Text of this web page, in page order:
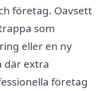
företag. Oavsett
som
eller en ny
där extra
företag